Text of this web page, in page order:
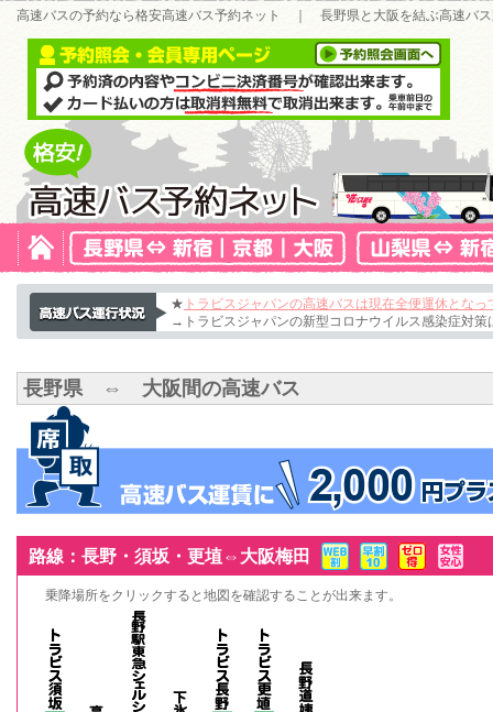
高速バスの予約なら格安高速バス予約ネット ｜ 長野県と大阪を結ぶ高速バ
★ トラビスジャパンの高速バスは現在全便運休となっ
→トラビスジャパンの新型コロナウイルス感染症対策
長野県 ⇔ 大阪間の高速バス
路線：長野・須坂・更埴⇔大阪梅田
乗降場所をクリックすると地図を確認することが出来ます。